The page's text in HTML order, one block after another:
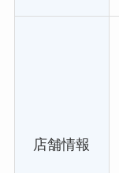
店舗情報